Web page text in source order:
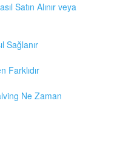
Satın Alınır veya
Sağlanır
Farklıdır
Ne Zaman